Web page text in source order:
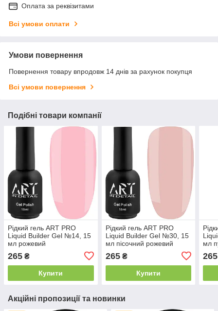
Оплата за реквізитами
Всі умови оплати
Умови повернення
Повернення товару впродовж 14 днів за рахунок покупця
Всі умови повернення
Подібні товари компанії
Рідкий гель ART PRO
Liquid Builder Gel №14, 15
мл рожевий
265 ₴
Купити
Рідкий гель ART PRO
Liquid Builder Gel №30, 15
мл пісочний рожевий
265₴
Купити
мл
265
Акційні пропозиції та новинки